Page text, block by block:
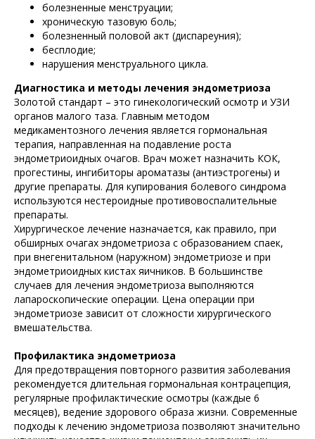
болезненные менструации;
хроническую тазовую боль;
болезненный половой акт (диспареуния);
бесплодие;
нарушения менструального цикла.
Диагностика и методы лечения эндометриоза
Золотой стандарт – это гинекологический осмотр и УЗИ
органов малого таза. Главным методом
медикаментозного лечения является гормональная
терапия, направленная на подавление роста
эндометриоидных очагов. Врач может назначить КОК,
прогестины, ингибиторы ароматазы (антиэстрогены) и
другие препараты. Для купирования болевого синдрома
используются нестероидные противовоспалительные
препараты.
Хирургическое лечение назначается, как правило, при
обширных очагах эндометриоза с образованием спаек,
при внегенитальном (наружном) эндометриозе и при
эндометриоидных кистах яичников. В большинстве
случаев для лечения эндометриоза выполняются
лапароскопические операции. Цена операции при
эндометриозе зависит от сложности хирургического
вмешательства.
Профилактика эндометриоза
Для предотвращения повторного развития заболевания
рекомендуется длительная гормональная контрацепция,
регулярные профилактические осмотры (каждые 6
месяцев), ведение здорового образа жизни. Современные
подходы к лечению эндометриоза позволяют значительно